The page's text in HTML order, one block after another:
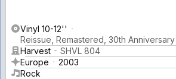
Vinyl 10-12''
Reissue, Remastered, 30th Anniversary
Harvest
SHVL 804
Europe
2003
Rock